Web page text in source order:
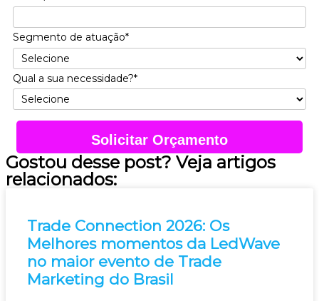
Segmento de atuação*
Qual a sua necessidade?*
Solicitar Orçamento
Gostou desse post? Veja artigos
relacionados:
Trade Connection 2026: Os
Melhores momentos da LedWave
no maior evento de Trade
Marketing do Brasil